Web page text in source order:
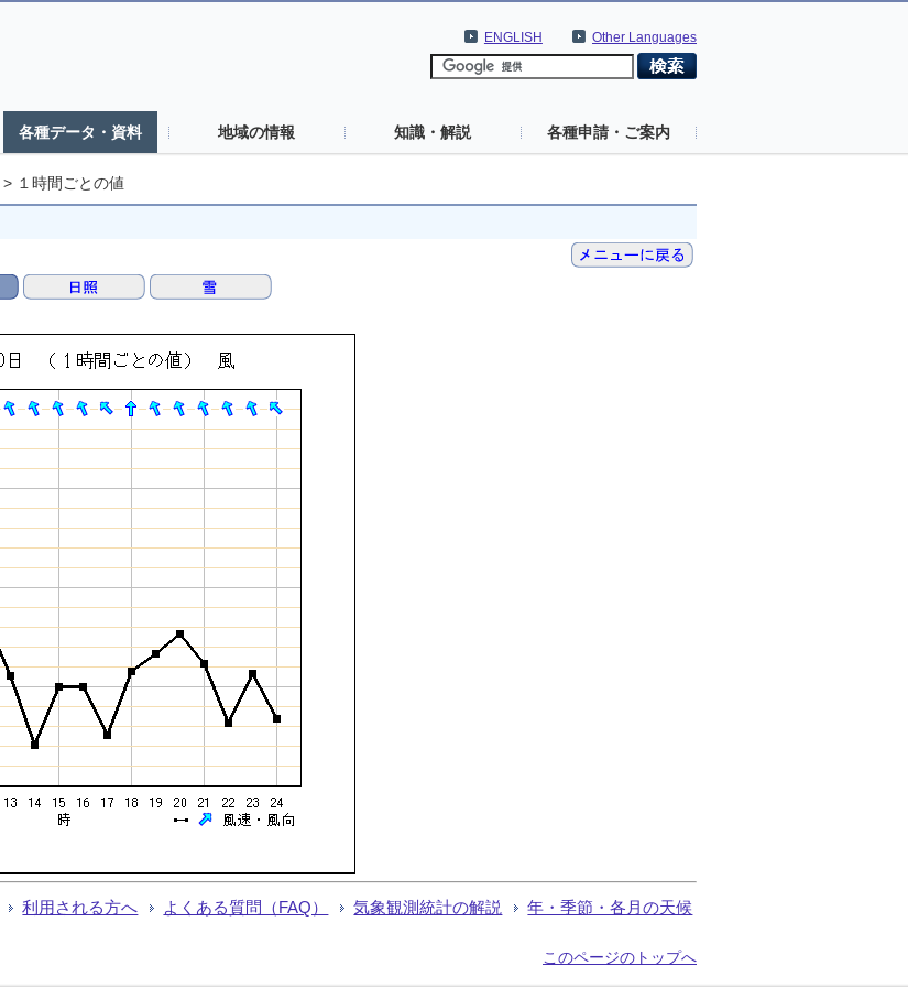
Other Languages
ENGLISH
各種データ・資料 地域の情報 知識・解説 各種申請・ご案内
> １時間ごとの値
利用される方へ よくある質問（FAQ） 気象観測統計の解説 年・季節・各月の天候
このページのトップへ